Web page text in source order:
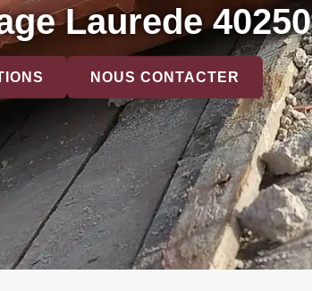
Laurede 40250
NOUS CONTACTER